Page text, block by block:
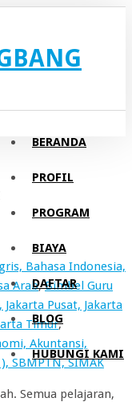
BERANDA
PROFIL
PROGRAM
BIAYA
DAFTAR
BLOG
HUBUNGI KAMI
Bahasa Indonesia,
Arab,Bimbel Guru
Jakarta Pusat, Jakarta
Timur,
Akuntansi,
SBMPTN, SIMAK
Semua pelajaran,